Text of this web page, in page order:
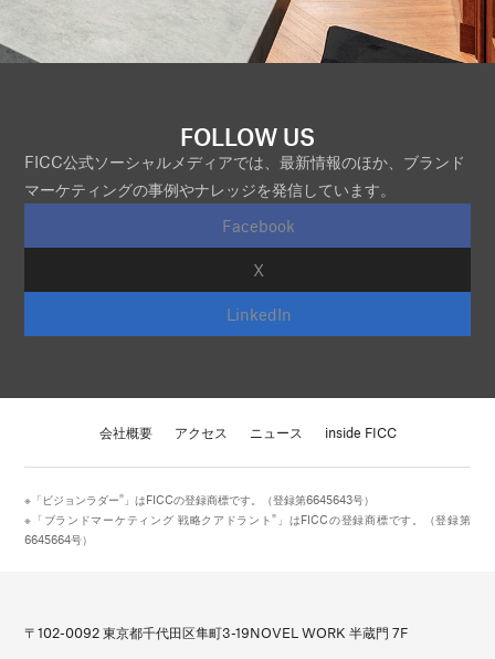
FOLLOW US
FICC公式ソーシャルメディアでは、最新情報のほか、ブランド
マーケティングの事例やナレッジを発信しています。
Facebook
X
LinkedIn
会社概要 アクセス ニュース inside FICC
※「ビジョンラダー® 」はFICCの登録商標です。（登録第6645643号）
※「ブランドマーケティング 戦略クアドラント® 」はFICCの登録商標です。（登録第
6645664号）
〒102-0092 東京都千代田区隼町3-19NOVEL WORK 半蔵門 7F